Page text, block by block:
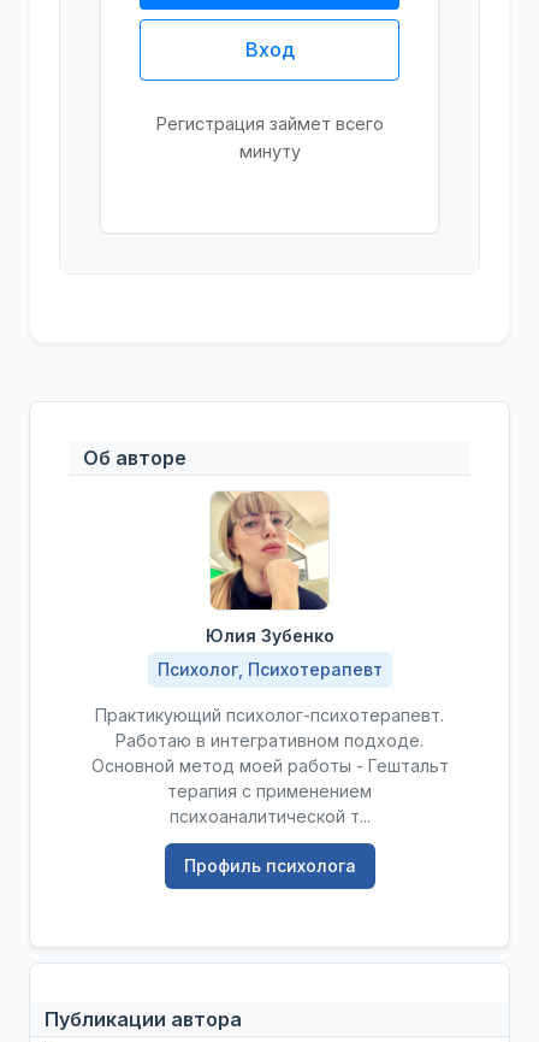
Вход
Регистрация займет всего
минуту
Об авторе
Юлия Зубенко
Психолог, Психотерапевт
Практикующий психолог-психотерапевт.
Работаю в интегративном подходе.
Основной метод моей работы - Гештальт
терапия с применением
психоаналитической т...
Профиль психолога
Публикации автора